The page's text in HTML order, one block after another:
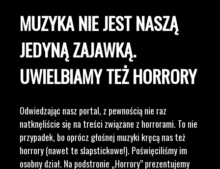
MUZYKA NIE JEST NASZĄ
JEDYNĄ ZAJAWKĄ.
UWIELBIAMY TEŻ HORRORY
Odwiedzając nasz portal, z pewnością nie raz
natknęliście się na treści związane z horrorami. To nie
przypadek, bo oprócz głośnej muzyki kręcą nas też
horrory (nawet te slapstickowe!). Poświęciliśmy im
osobny dział. Na podstronie „Horrory” prezentujemy